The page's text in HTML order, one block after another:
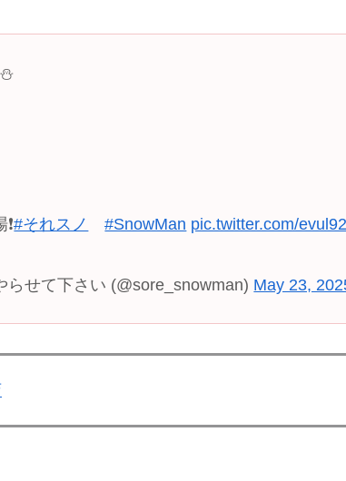
#それスノ #SnowMan pic.twitter.com/
せて下さい (@sore_snowman) May 23,